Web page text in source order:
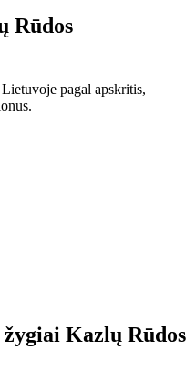
Rūdos
pagal apskritis,
Kazlų Rūdos